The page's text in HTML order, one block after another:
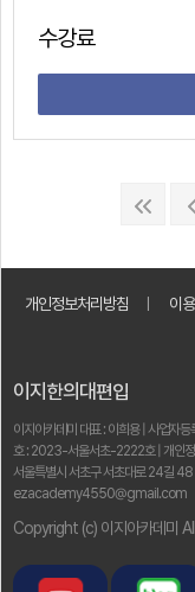
수강료
개인정보처리방침 이
이지한의대편입
이지아카데미 대표 : 이희용 | 사업
호 : 2023-서울서초-2222호 | 개인정
서울특별시 서초구 서초대로 24길
ezacademy4550@gmail.com
Copyright (c) 이지아카데미